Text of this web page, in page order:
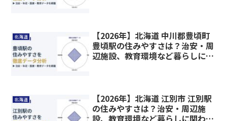
北海道
【2026年】北海道 中川郡豊頃町
豊頃駅の住みやすさは？治安・周
辺施設、教育環境など暮らしに関
北海道
【2026年】北海道 江別市 江別駅
の住みやすさは？治安・周辺施
設、教育環境など暮らしに関わる